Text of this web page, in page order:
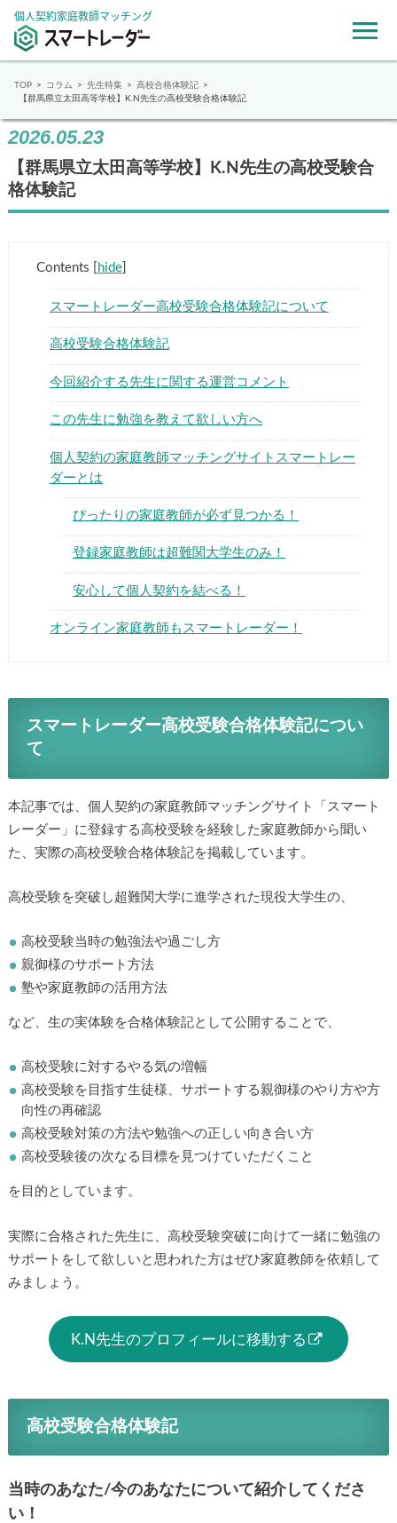
個人契約家庭教師マッチング
▶
TOP コラム 先生特集
高校合格体験記
【群馬県立太田高等学校】K.N先生の高校受験合格体験記
2026.05.23
【群馬県立太田高等学校】K.N先生の高校受験合
格体験記
Contents hide]
スマートレーダー高校受験合格体験記について
高校受験合格体験記
今回紹介する先生に関する運営コメント
この先生に勉強を教えて欲しい方へ
個人契約の家庭教師マッチングサイトスマートレー
ダーとは
ぴったりの家庭教師が必ず見つかる！
登録家庭教師は超難関大学生のみ！
安心して個人契約を結べる！
オンライン家庭教師もスマートレーダー！
スマートレーダー高校受験合格体験記につい
て
本記事では、個人契約の家庭教師マッチングサイト「スマート
レーダー」に登録する高校受験を経験した家庭教師から聞い
た、実際の高校受験合格体験記を掲載しています。
高校受験を突破し超難関大学に進学された現役大学生の、
高校受験当時の勉強法や過ごし方
親御様のサポート方法
塾や家庭教師の活用方法
など、生の実体験を合格体験記として公開することで、
高校受験に対するやる気の増幅
高校受験を目指す生徒様、サポートする親御様のやり方や方
向性の再確認
高校受験対策の方法や勉強への正しい向き合い方
高校受験後の次なる目標を見つけていただくこと
を目的としています。
実際に合格された先生に、高校受験突破に向けて一緒に勉強の
サポートをして欲しいと思われた方はぜひ家庭教師を依頼して
みましょう。
K.N先生のプロフィールに移動する
高校受験合格体験記
当時のあなた/今のあなたについて紹介してくださ
い！